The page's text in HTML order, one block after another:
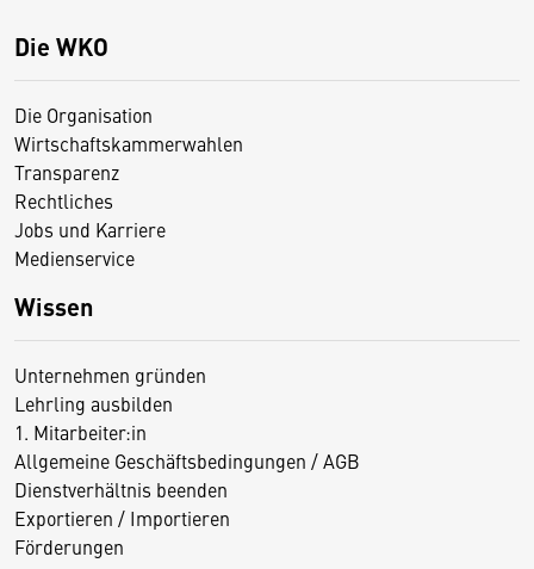
Die WKO
Die Organisation
Wirtschaftskammerwahlen
Transparenz
Rechtliches
Jobs und Karriere
Medienservice
Wissen
Unternehmen gründen
Lehrling ausbilden
1. Mitarbeiter:in
Allgemeine Geschäftsbedingungen / AGB
Dienstverhältnis beenden
Exportieren / Importieren
Förderungen